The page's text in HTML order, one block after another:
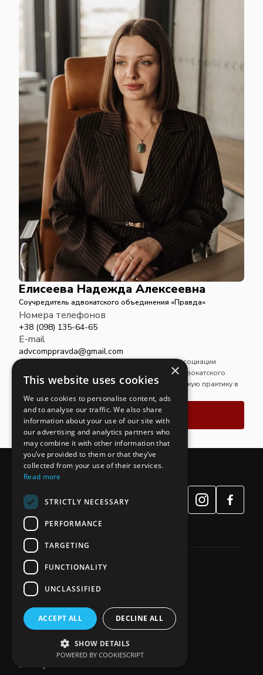
Елисеева Надежда Алексеевна
Соучредитель адвокатского объединения «Правда»
Номера телефонов
+38 (098) 135-64-65
E-mail
advcomppravda@gmail.com
Адвокат, магистр права, член Национальной ассоциации
адвокатов Украины. Является соучредителем адвокатского
объединения «Правда» и осуществляет адвокатскую практику в
его рамках.
Связаться
65039, 🇺🇦 Україна, м. Одеса
вул. Фонтанська дорога 4а
вул. Соборна 67, офіс 1
+38 (098) 135-64-65
0506310712z@gmail.com
SEO by Site Ok
×
This website uses cookies
We use cookies to personalise content, ads
and to analyse our traffic. We also share
information about your use of our site with
our advertising and analytics partners who
may combine it with other information that
you’ve provided to them or that they’ve
collected from your use of their services.
Read more
STRICTLY NECESSARY
PERFORMANCE
TARGETING
FUNCTIONALITY
UNCLASSIFIED
ACCEPT ALL DECLINE ALL
SHOW DETAILS
POWERED BY COOKIESCRIPT